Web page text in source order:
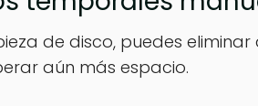
de disco, puedes eliminar
aún más espacio.